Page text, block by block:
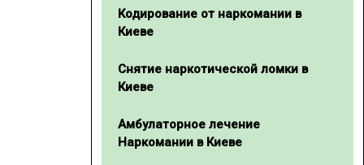
Кодирование от наркомании в
Киеве
Снятие наркотической ломки в
Киеве
Амбулаторное лечение
Наркомании в Киеве